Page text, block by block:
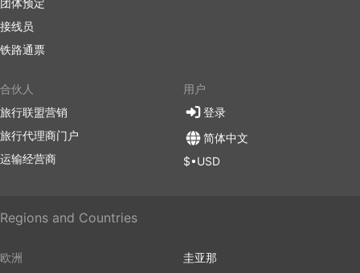
团体预定
接线员
铁路通票
合伙人
旅行联盟营销
旅行代理商门户
运输经营商
用户
登录
简体中文
$•USD
Regions and Countries
欧洲
圭亚那